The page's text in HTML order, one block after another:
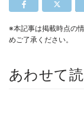
※本記事は掲載時点の
めご了承ください。
あわせて